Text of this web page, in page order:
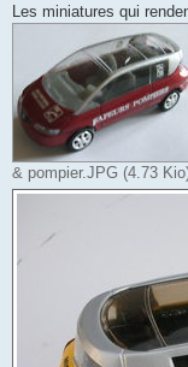
s
s
Les miniatures qui
& pompier.JPG (4.73